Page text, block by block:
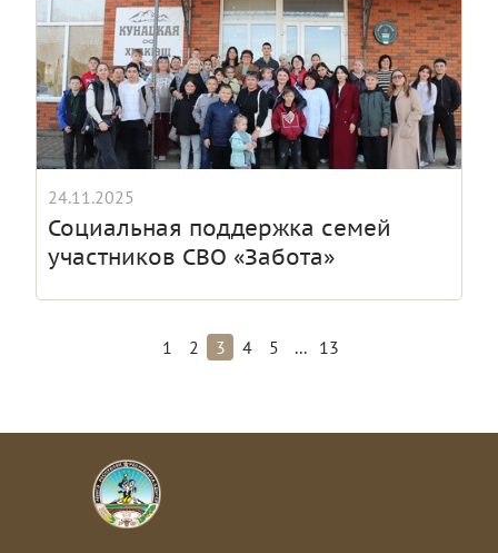
24.11.2025
Социальная поддержка семей
участников СВО «Забота»
1 2 3 4 5 ... 13